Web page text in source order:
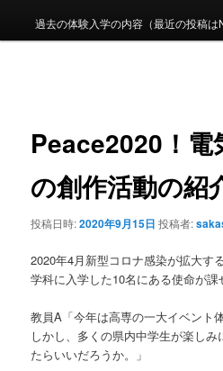
ュ
過去の体験入学の内容（最近の投稿は
Peace2020！電
の創作活動の紹
投稿日時:2020年9月15日 投稿者:
2020年4月新型コロナ感染が拡大す
学科に入学した10名にある使命が課
教員A「今年は高専の一大イベント
しかし、多くの県内中学生が楽し
たらいいだろうか。」